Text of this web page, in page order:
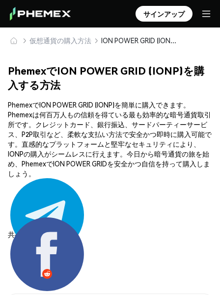
サインアップ
仮想通貨の購入方法 ION POWER GRID (IONP) を安全に購入・保管
PhemexでION POWER GRID (IONP)を購
入する方法
PhemexでION POWER GRID (IONP)を簡単に購入できます。
Phemexは何百万人もの信頼を得ている最も効率的な暗号通貨取引
所です。クレジットカード、銀行振込、サードパーティーサービ
ス、P2P取引など、柔軟な支払い方法で安全かつ即時に購入可能で
す。直感的なプラットフォームと堅牢なセキュリティにより、
IONPの購入がシームレスに行えます。今日から暗号通貨の旅を始
め、PhemexでION POWER GRIDを安全かつ自信を持って購入しま
しょう。
共有する: